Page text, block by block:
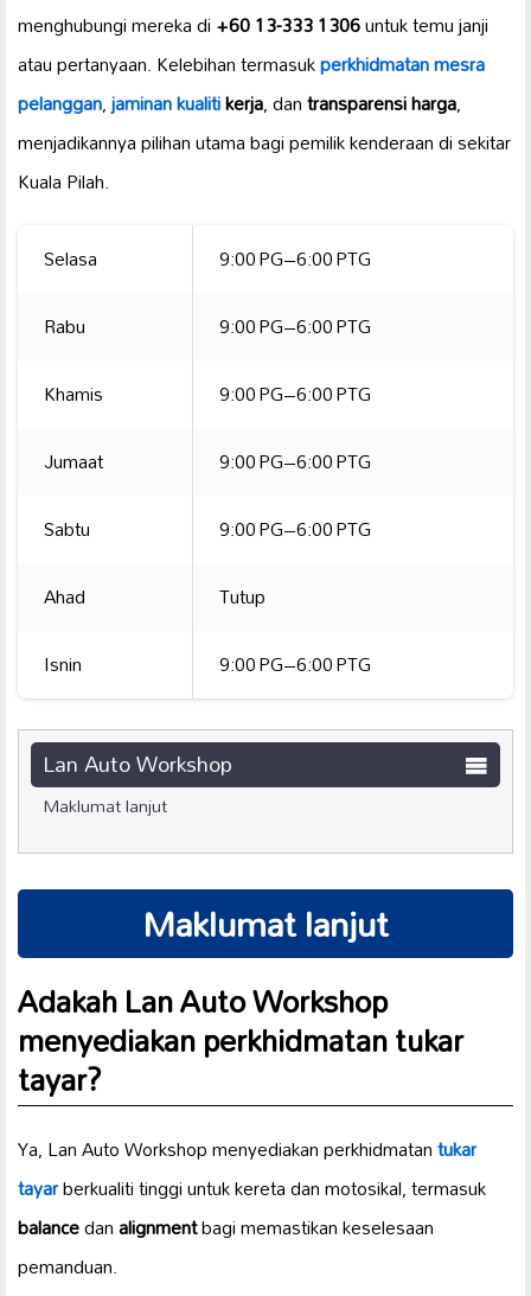
menghubungi mereka di+60 13-333 1306untuk temu janji
atau pertanyaan. Kelebihan termasukperkhidmatan mesra
pelanggan,jaminan kualitikerja, dantransparensi harga,
menjadikannya pilihan utama bagi pemilik kenderaan di sekitar
Kuala Pilah.
Selasa
9:00 PG–6:00 PTG
Rabu
9:00 PG–6:00 PTG
Khamis
9:00 PG–6:00 PTG
Jumaat
9:00 PG–6:00 PTG
Sabtu
9:00 PG–6:00 PTG
Ahad
Tutup
Isnin
9:00 PG–6:00 PTG
Lan Auto Workshop
Maklumat lanjut
Maklumat lanjut
Adakah Lan Auto Workshop
menyediakan perkhidmatantukar
tayar?
Ya, Lan Auto Workshop menyediakan perkhidmatantukar
tayarberkualiti tinggi untuk kereta dan motosikal, termasuk
balancedanalignmentbagi memastikan keselesaan
pemanduan.